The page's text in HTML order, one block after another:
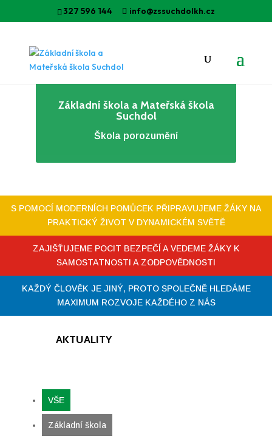
327 596 144 info@zssuchdolkh.cz
Základní škola a Mateřská škola
Suchdol
Škola porozumění
S POMOCÍ MODERNÍCH POMŮCEK PŘIPRAVUJEME ŽÁKY NA
PRAKTICKÝ ŽIVOT V DYNAMICKÉM SVĚTĚ
ZAJIŠŤUJEME POCIT BEZPEČÍ A VEDEME ŽÁKY K
SAMOSTATNOSTI A ZODPOVĚDNOSTI
KAŽDÝ ČLOVĚK JE JINÝ, PROTO SPOLEČNĚ HLEDÁME
MAXIMUM ROZVOJE KAŽDÉHO Z NÁS
AKTUALITY
VŠE
Základní škola